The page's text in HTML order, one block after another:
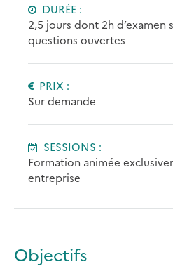
DURÉE :
2,5 jours dont 2h
questions ouvertes
PRIX :
Sur demande
SESSIONS :
Formation animée
entreprise
Objectifs